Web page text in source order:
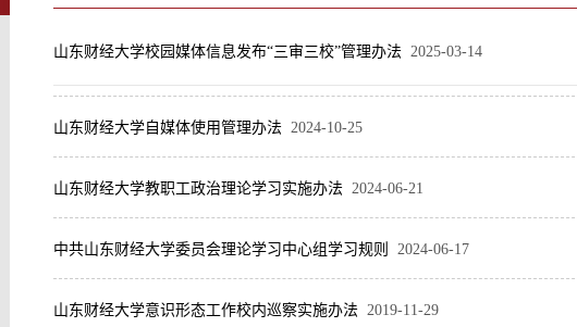
山东财经大学校园媒体信息发布“三审三校”管理办法 2025-03-14
山东财经大学自媒体使用管理办法 2024-10-25
山东财经大学教职工政治理论学习实施办法 2024-06-21
中共山东财经大学委员会理论学习中心组学习规则 2024-06-17
山东财经大学意识形态工作校内巡察实施办法 2019-11-29